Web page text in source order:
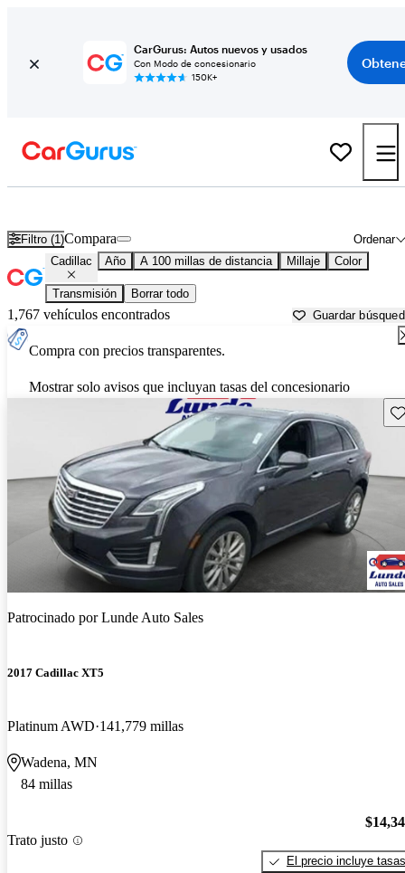
CarGurus: Autos nuevos y usados
Con Modo de concesionario
150K+
Filtro (1) Ordenar
Compara
Cadillac Año A 100 millas de distancia Millaje Color
Transmisión Borrar todo
1,767 vehículos encontrados Guardar
Compra con precios transparentes.
Mostrar solo avisos que incluyan tasas del concesionario
Patrocinado porLunde Auto Sales
2017 Cadillac XT5
Platinum AWD 141,779 millas
Wadena, MN
84 millas
Trato justo
El precio incluye tasas